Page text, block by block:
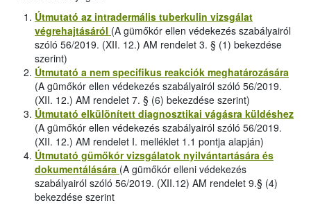
Útmutató az intradermális tuberkulin vizsgálat
végrehajtásáról (A gümőkór ellen védekezés szabályairól
szóló 56/2019. (XII. 12.) AM rendelet 3. § (1) bekezdése
szerint)
Útmutató a nem specifikus reakciók meghatározására
(A gümőkór ellen védekezés szabályairól szóló 56/2019.
(XII. 12.) AM rendelet 7. § (6) bekezdése szerint)
Útmutató elkülönített diagnosztikai vágásra küldéshez
(A gümőkór ellen védekezés szabályairól szóló 56/2019.
(XII. 12.) AM rendelet I. melléklet 1.1 pontja alapján)
Útmutató gümőkór vizsgálatok nyilvántartására és
dokumentálására (A gümőkór elleni védekezés
szabályairól szóló 56/2019. (XII.12) AM rendelet 9.§ (4)
bekezdése szerint